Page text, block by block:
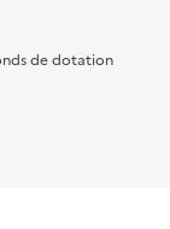
de dotation